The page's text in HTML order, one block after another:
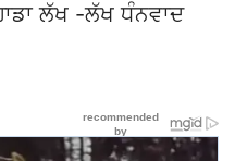
ਲੱਖ -ਲੱਖ ਧੰਨਵਾਦ